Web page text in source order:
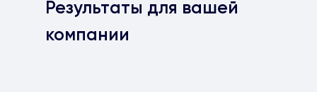
Результаты для вашей
компании